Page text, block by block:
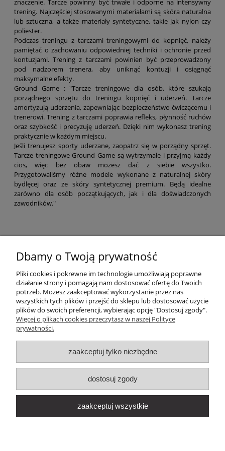
znaczenie. Tarcze powinny być trwałe i odporne na intensywny
trening. Najczęściej stosowanymi materiałami są skóra naturalna
lub sztuczna, a także materiały syntetyczne, takie jak nylon czy
poliester.
Podczas treningu z tarczami treningowymi do kopnięć, należy
pamiętać o zachowaniu odpowiedniej techniki i ochronie przed
kontuzjami. Trening z tarczami powinien być przeprowadzony
pod nadzorem trenera, aby uniknąć kontuzji i osiągnąć
maksymalne efekty.
Ground Game : "Tarcze treningowe dla osób, które szukają
porządnego sprzętu do treningu kopnięć i uderzeń. Tarcze
amortyzują uderzenia, zapewniając bezpieczeństwo ćwiczącemu i
trenerowi. Trening z tarczami poprawia refleks, płynność ruchów
oraz szybkość i precyzuję uderzeń. Dzięki nim wykonasz trening
praktycznie w każdym miejscu.
Jeśli trenujesz sporty uderzane, zaopatrz się w porządny sprzęt.
Tarcze treningowe Ground Game są wytrzymałe i przyjmą każdy
cios, więc bez obaw możesz dać z siebie wszystko.
Przygotowaliśmy różne modele wykonane z naturalnej skóry
bydlęcej oraz ze skóry syntetycznej premium. Będą idealne
zarówno dla osób początkujących, jak i dla doświadczonych
zawodników."
FIRMA
Dbamy o Twoją prywatność
Pliki cookies i pokrewne im technologie umożliwiają poprawne
działanie strony i pomagają nam dostosować ofertę do Twoich
potrzeb. Możesz zaakceptować wykorzystanie przez nas
wszystkich tych plików i przejść do sklepu lub dostosować użycie
plików do swoich preferencji, wybierając opcję "Dostosuj zgody".
Więcej o plikach cookies przeczytasz w naszej Polityce
prywatności.
zaakceptuj tylko niezbędne
dostosuj zgody
zaakceptuj wszystkie